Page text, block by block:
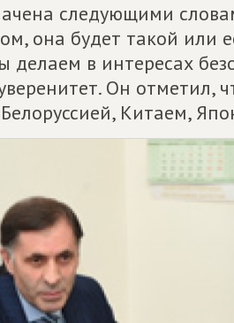
следующими
она будет такой или
делаем в интересах
Он отметил,
Китаем,